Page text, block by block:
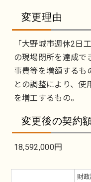
変更理由
「大野城市週休2日
の現場閉所を達成で
事費等を増額するも
との調整により、使
を増工するもの。
変更後の契約
18,592,000円
財